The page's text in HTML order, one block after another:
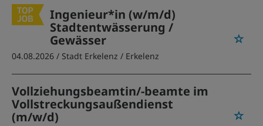
Ingenieur*in (w/m/d)
Stadtentwässerung /
Gewässer
04.08.2026 / Stadt Erkelenz / Erkelenz
Vollziehungsbeamtin/-beamte im
Vollstreckungsaußendienst
(m/w/d)